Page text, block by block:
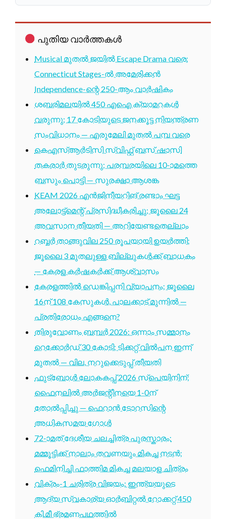
പുതിയ വാർത്തകൾ
Musical മുതൽ ജയിൽ Escape Drama വരെ:
Connecticut Stages-ൽ അമേരിക്കൻ
Independence-ന്റെ 250-ആം വാർഷികം
ശബരിമലയിൽ 450 എഐ ക്യാമറകൾ
വരുന്നു; 17 കോടിയുടെ ജനക്കൂട്ട നിയന്ത്രണ
സംവിധാനം — എരുമേലി മുതൽ പമ്പ വരെ
കെഎസ്ആർടിസി സ്വിഫ്റ്റ് ബസ് ഷാസി
തകരാർ തുടരുന്നു; പരമ്പരയിലെ 10-ാമത്തെ
ബസും പൊട്ടി — സുരക്ഷാ ആശങ്ക
KEAM 2026 എൻജിനീയറിങ് രണ്ടാം ഘട്ട
അലോട്ട്മെന്റ് പ്രസിദ്ധീകരിച്ചു; ജൂലൈ 24
അവസാന തീയതി — അറിയേണ്ടതെല്ലാം
റബ്ബർ താങ്ങുവില 250 രൂപയായി ഉയർത്തി;
ജൂലൈ 3 മുതലുള്ള ബില്ലുകൾക്ക് ബാധകം
— കേരള കർഷകർക്ക് ആശ്വാസം
കേരളത്തിൽ ഡെങ്കിപ്പനി വ്യാപനം; ജൂലൈ
16ന് 108 കേസുകൾ, പാലക്കാട് മുന്നിൽ —
പ്രതിരോധം എങ്ങനെ?
തിരുവോണം ബമ്പർ 2026: ഒന്നാം സമ്മാനം
റെക്കോർഡ് 30 കോടി; ടിക്കറ്റ് വിൽപന ഇന്ന്
മുതൽ — വില, നറുക്കെടുപ്പ് തീയതി
ഫുട്ബോൾ ലോകകപ്പ് 2026 സ്പെയിനിന്;
ഫൈനലിൽ അർജന്റീനയെ 1-0ന്
തോൽപ്പിച്ചു — ഫെറാൻ ടോറസിന്റെ
അധികസമയ ഗോൾ
72-ാമത് ദേശീയ ചലച്ചിത്ര പുരസ്കാരം:
മമ്മൂട്ടിക്ക് നാലാം തവണയും മികച്ച നടൻ;
ഫെമിനിച്ചി ഫാത്തിമ മികച്ച മലയാള ചിത്രം
വിക്രം-1 ചരിത്ര വിജയം: ഇന്ത്യയുടെ
ആദ്യ സ്വകാര്യ ഓർബിറ്റൽ റോക്കറ്റ് 450
കി.മീ ഭ്രമണപഥത്തിൽ